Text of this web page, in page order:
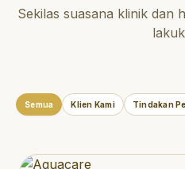
Sekilas suasana klinik dan
Semua Klien Kami Tindakan